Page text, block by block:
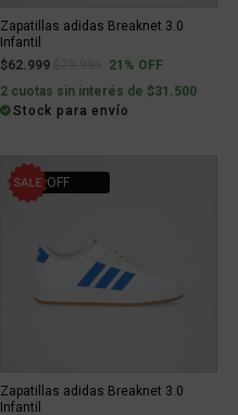
Zapatillas adidas Breaknet 3.0
Infantil
$62.999
Price reduced from
to21% OFF
2 cuotas sin interés de $31.500
Stock para envío
21% OFF
Zapatillas adidas Breaknet 3.0
Infantil